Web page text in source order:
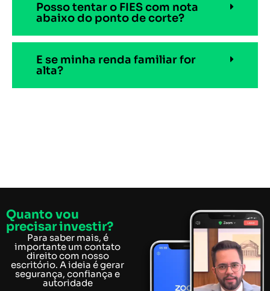
Posso tentar o FIES com nota
abaixo do ponto de corte?
E se minha renda familiar for
alta?
Quanto vou
precisar investir?
Para saber mais, é
importante um contato
direito com nosso
escritório. A ideia é gerar
segurança, confiança e
autoridade